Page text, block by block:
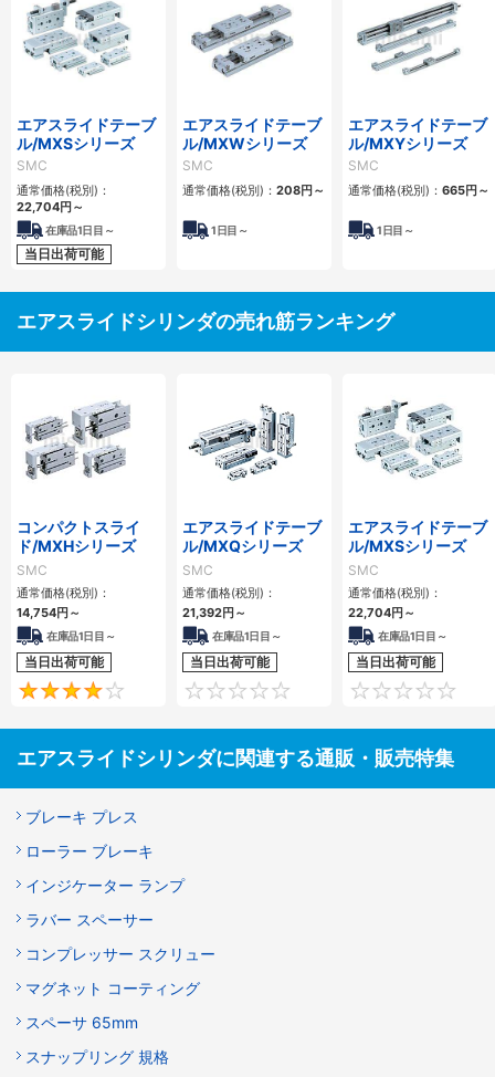
エアスライドテーブ
ル/MXSシリーズ
SMC
通常価格(税別)：
22,704円 ～
在庫品1日目～
当日出荷可能
エアスライドテーブ
ル/MXWシリーズ
SMC
通常価格(税別)： 208円 ～
1 日目～
エアスライドテーブ
ル/MXYシリーズ
SMC
通常価格(税別)： 665円 ～
1 日目～
エアスライドシリンダの売れ筋ランキング
コンパクトスライ
ド/MXHシリーズ
SMC
通常価格(税別)：
14,754円 ～
在庫品1日目～
当日出荷可能
4
エアスライドテーブ
ル/MXQシリーズ
SMC
通常価格(税別)：
21,392円 ～
在庫品1日目～
当日出荷可能
0
エアスライドテーブ
ル/MXSシリーズ
SMC
通常価格(税別)：
22,704円 ～
在庫品1日目～
当日出荷可能
エアスライドシリンダに関連する通販・販売特集
ブレーキ プレス
ローラー ブレーキ
インジケーター ランプ
ラバー スペーサー
コンプレッサー スクリュー
マグネット コーティング
スペーサ 65mm
スナップリング 規格